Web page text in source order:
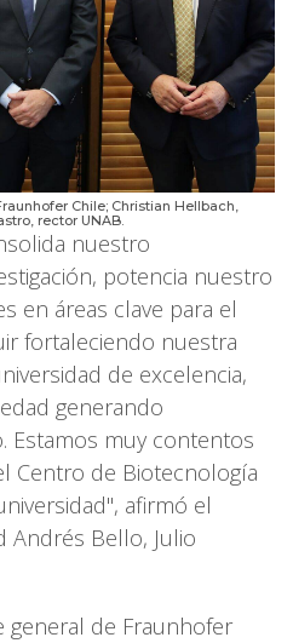
Chile; Christian Hellbach,
rector UNAB.
nuestro
potencia nuestro
en áreas clave para el
fortaleciendo nuestra
de excelencia,
generando
Estamos muy contentos
Centro de Biotecnología
afirmó el
Andrés Bello, Julio
general de Fraunhofer